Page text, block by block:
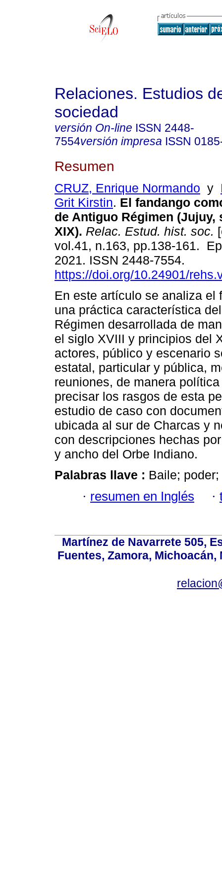
Relaciones. Estudios
sociedad
versión On-line ISSN 2448-
7554versión impresa ISSN
Resumen
CRUZ, Enrique Normando y
Grit Kirstin. El fandango
de Antiguo Régimen (Jujuy,
XIX). Relac. Estud. hist. soc.
vol.41, n.163, pp.138-161.
2021. ISSN 2448-7554.
https://doi.org/10.24901/
En este artículo se analiza el
una práctica característica
Régimen desarrollada de
el siglo XVIII y principios del
actores, público y escenario
estatal, particular y pública,
reuniones, de manera
precisar los rasgos de esta
estudio de caso con
ubicada al sur de Charcas y
con descripciones hechas
y ancho del Orbe Indiano.
Palabras llave : Baile;
· resumen en Inglés ·
Martínez de Navarrete 505,
Fuentes, Zamora, Michoacán,